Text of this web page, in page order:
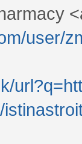
user/